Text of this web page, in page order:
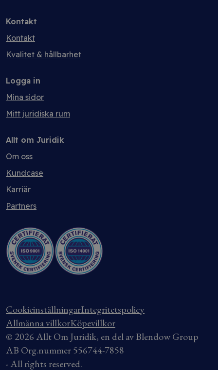
Kontakt
Kontakt
Kvalitet & hållbarhet
Logga in
Mina sidor
Mitt juridiska rum
Allt om Juridik
Om oss
Kundcase
Karriär
Partners
CookieinställningarIntegritetspolicy
Allmänna villkorKöpevillkor
© 2026 Allt Om Juridik, en del av Blendow Group
AB Org.nummer 556744-7858
- All rights reserved.